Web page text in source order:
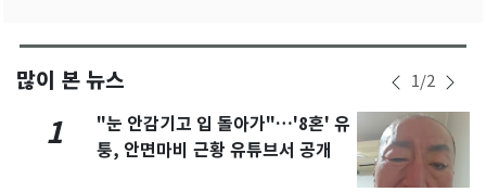
많이 본 뉴스 1/2
1
"눈 안감기고 입 돌아가"…'8혼' 유
퉁, 안면마비 근황 유튜브서 공개